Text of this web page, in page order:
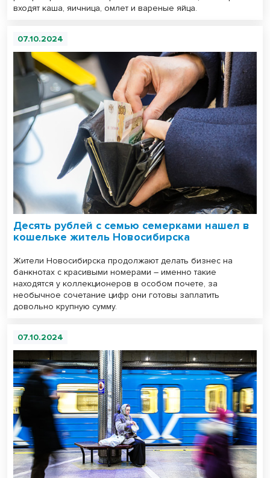
входят каша, яичница, омлет и вареные яйца.
07.10.2024
Десять рублей с семью семерками нашел в
кошельке житель Новосибирска
Жители Новосибирска продолжают делать бизнес на
банкнотах с красивыми номерами – именно такие
находятся у коллекционеров в особом почете, за
необычное сочетание цифр они готовы заплатить
довольно крупную сумму.
07.10.2024